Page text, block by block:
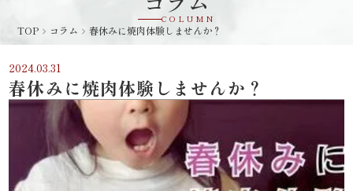
COLUMN
TOP navigate_next コラム navigate_next春休みに焼肉体験しませんか？
2024.03.31
春休みに焼肉体験しませんか？